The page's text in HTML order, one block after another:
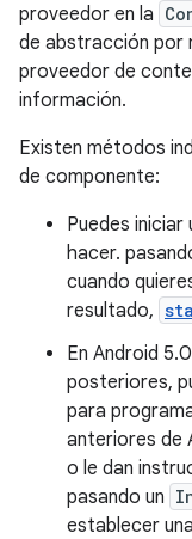
proveedor en la
de abstracción por
proveedor de
información.
Existen métodos
de componente:
Puedes
hacer.
cuando
resultado,
En Android
posteriores,
para
anteriores de
o le dan
pasando un
establecer